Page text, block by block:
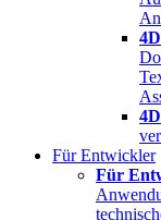
Für Entwickler
Für